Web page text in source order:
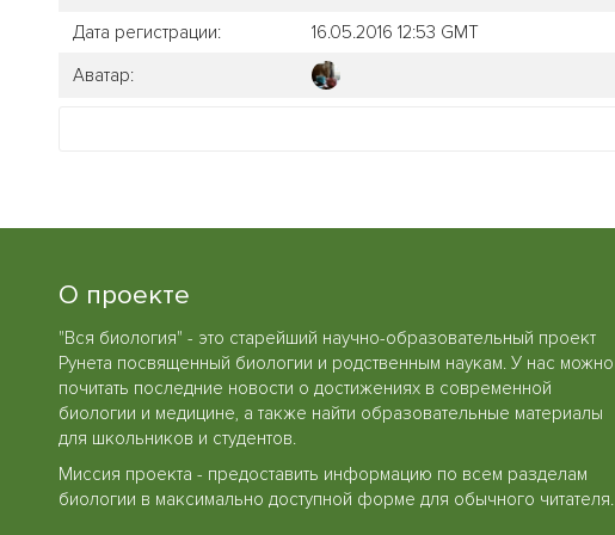
Дата регистрации:
16.05.2016 12:53 GMT
Аватар:
О проекте
"Вся биология" - это старейший научно-образовательный проект
Рунета посвященный биологии и родственным наукам. У нас можно
почитать последние новости о достижениях в современной
биологии и медицине, а также найти образовательные материалы
для школьников и студентов.
Миссия проекта - предоставить информацию по всем разделам
биологии в максимально доступной форме для обычного читателя.